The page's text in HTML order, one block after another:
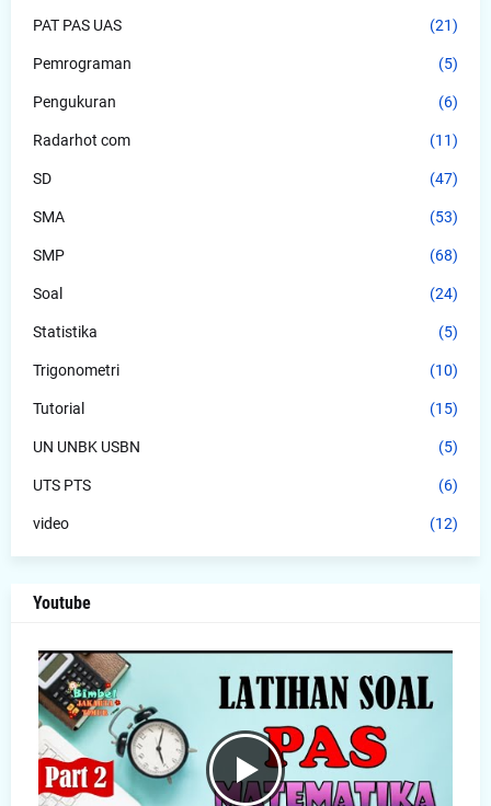
PAT PAS UAS (21)
Pemrograman (5)
Pengukuran (6)
Radarhot com (11)
SD (47)
SMA (53)
SMP (68)
Soal (24)
Statistika (5)
Trigonometri (10)
Tutorial (15)
UN UNBK USBN (5)
UTS PTS (6)
video (12)
Youtube